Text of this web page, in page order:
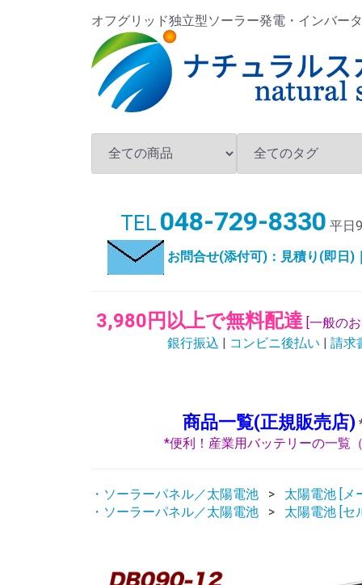
オフグリッド独立型ソーラー発電・インバー
TEL 048-729-8330 平日
お問合せ(添付可)：見積り(即日)
3,980円以上で無料配達 [一般の
銀行振込 | コンビニ後払い | 請求
商品一覧(正規販売店)
*便利！産業用バッテリーの一覧
・ソーラーパネル／太陽電池 太陽電池 [メ
・ソーラーパネル／太陽電池
太陽電池 [セ